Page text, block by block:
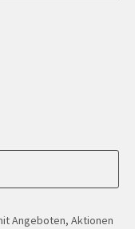
Angeboten, Aktionen